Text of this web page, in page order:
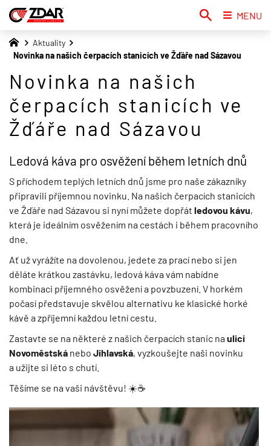
Aktuality
Novinka na našich čerpacích stanicích ve Žďáře nad Sázavou
Novinka na našich
čerpacích stanicích ve
Žďáře nad Sázavou
Ledová káva pro osvěžení během letních dnů
S příchodem teplých letních dnů jsme pro naše zákazníky
připravili příjemnou novinku. Na našich čerpacích stanicích
ve Žďáře nad Sázavou si nyní můžete dopřát ledovou kávu,
která je ideálním osvěžením na cestách i během pracovního
dne.
Ať už vyrážíte na dovolenou, jedete za prací nebo si jen
děláte krátkou zastávku, ledová káva vám nabídne
kombinaci příjemného osvěžení a povzbuzení. V horkém
počasí představuje skvělou alternativu ke klasické horké
kávě a zpříjemní každou letní cestu.
Zastavte se na některé z našich čerpacích stanic na ulici
Novoměstská nebo Jihlavská, vyzkoušejte naši novinku
a užijte si léto s chutí.
Těšíme se na vaši návštěvu! ☀️☕
MENU